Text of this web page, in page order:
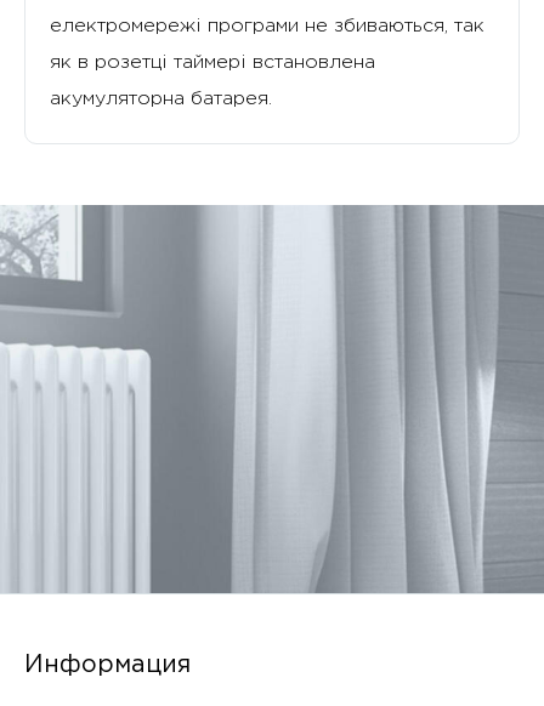
електромережі програми не збиваються, так
як в розетці таймері встановлена
акумуляторна батарея.
Информация